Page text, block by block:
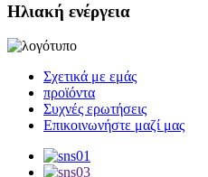
Ηλιακή ενέργεια
Σχετικά με εμάς
προϊόντα
Συχνές ερωτήσεις
Επικοινωνήστε μαζί μας